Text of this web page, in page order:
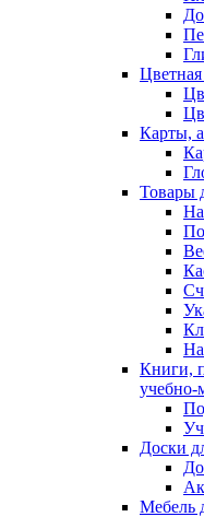
Карты,
Товары
Книги,
учебно-
Доски
Мебель